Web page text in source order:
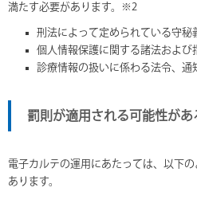
満たす必要があります。※2
刑法によって定められている守秘
個人情報保護に関する諸法および
診療情報の扱いに係わる法令、通
罰則が適用される可能性があ
電子カルテの運用にあたっては、以下
あります。